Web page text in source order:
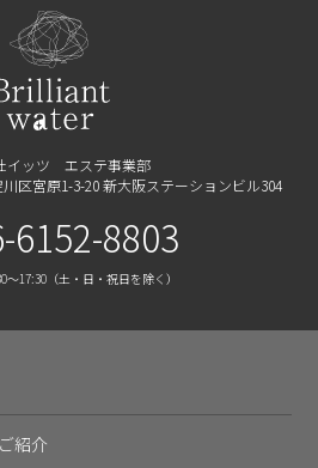
イッツ エステ事業部
区宮原1-3-20 新大阪ステーションビル304
6152-8803
～17:30（土・日・祝日を除く）
紹介